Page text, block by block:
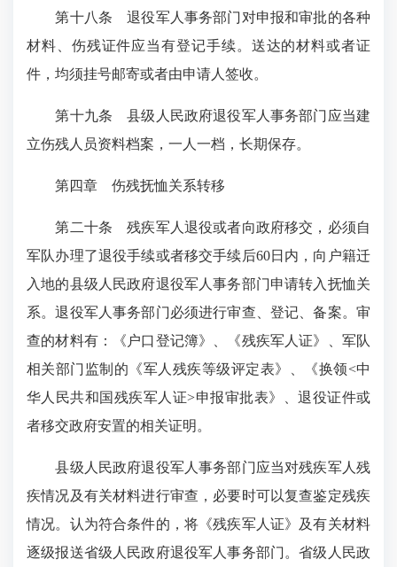
第十八条 退役军人事务部门对申报和审批的各种
材料、伤残证件应当有登记手续。送达的材料或者证
件，均须挂号邮寄或者由申请人签收。
第十九条 县级人民政府退役军人事务部门应当建
立伤残人员资料档案，一人一档，长期保存。
第四章 伤残抚恤关系转移
第二十条 残疾军人退役或者向政府移交，必须自
军队办理了退役手续或者移交手续后60日内，向户籍迁
入地的县级人民政府退役军人事务部门申请转入抚恤关
系。退役军人事务部门必须进行审查、登记、备案。审
查的材料有：《户口登记簿》、《残疾军人证》、军队
相关部门监制的《军人残疾等级评定表》、《换领<中
华人民共和国残疾军人证>申报审批表》、退役证件或
者移交政府安置的相关证明。
县级人民政府退役军人事务部门应当对残疾军人残
疾情况及有关材料进行审查，必要时可以复查鉴定残疾
情况。认为符合条件的，将《残疾军人证》及有关材料
逐级报送省级人民政府退役军人事务部门。省级人民政